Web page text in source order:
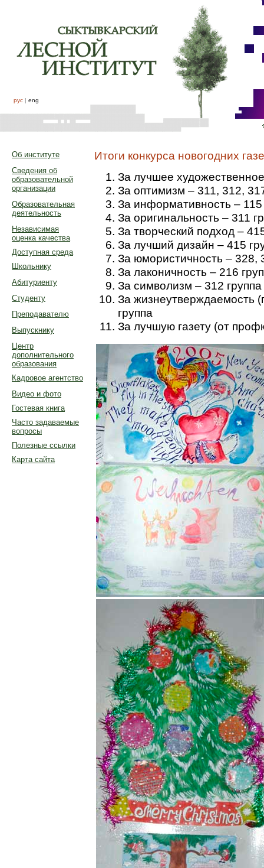
рус | eng
Об институте
Сведения об
образовательной
организации
Образовательная
деятельность
Независимая
оценка качества
Доступная среда
Школьнику
Абитуриенту
Студенту
Преподавателю
Выпускнику
Центр
дополнительного
образования
Кадровое агентство
Видео и фото
Гостевая книга
Часто задаваемые
вопросы
Полезные ссылки
Карта сайта
Итоги конкурса новогодних
За лучшее
За оптимизм – 311, 312,
За информативность – 115
За оригинальность – 311
За творческий подход –
За лучший дизайн – 415
За юмористичность – 328,
За лаконичность – 216
За символизм – 312 группа
За жизнеутверждаемость
группа
За лучшую газету (от